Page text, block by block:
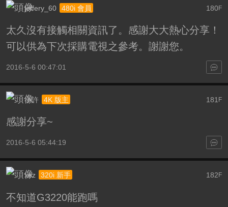
180F
jeffery_60 480i 會員
太久沒有接觸相關資訊了。感謝大大熱心分享！
可以供為下次採購電視之參考。謝謝您。
2016-5-6 00:47:01
181 F
小許 4K 版主
感謝分享~
2016-5-6 05:44:19
182F
xez 320i 新手
不知道G3220能跑嗎